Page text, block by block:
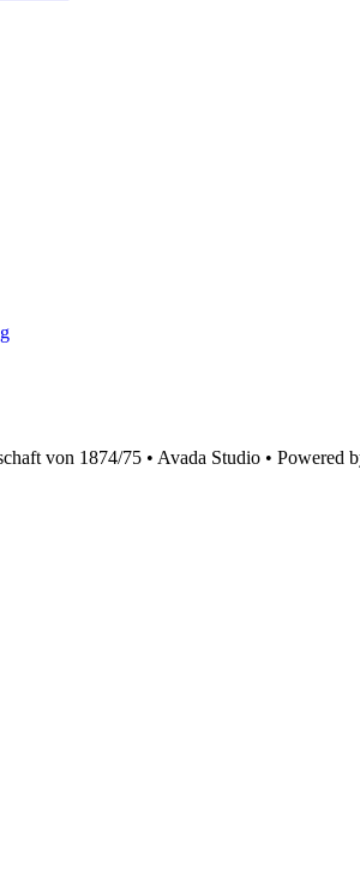
von 1874/75 • Avada Studio • Powered